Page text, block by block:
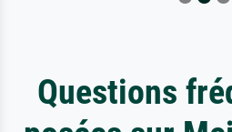
Questions